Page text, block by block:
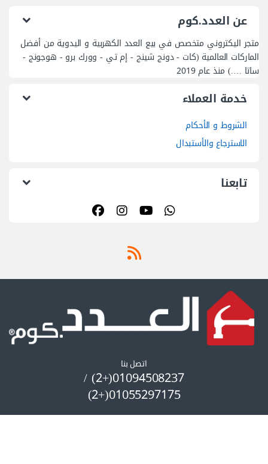
عن العدد.كوم
متجر اليكتروني متخصص في بيع العدد الكهربية و اليدوية من أفضل
الماركات العالمية (كات - دونج شينج - إم تي - وورك برو - هوجونج -
ساتا ….) منذ عام 2019
خدمة العملاء
الشروط و الأحكام
الاسترجاع والأستبدال
تابعنا
اتصل بنا
01094508237(+2) /
01055297175(+2)